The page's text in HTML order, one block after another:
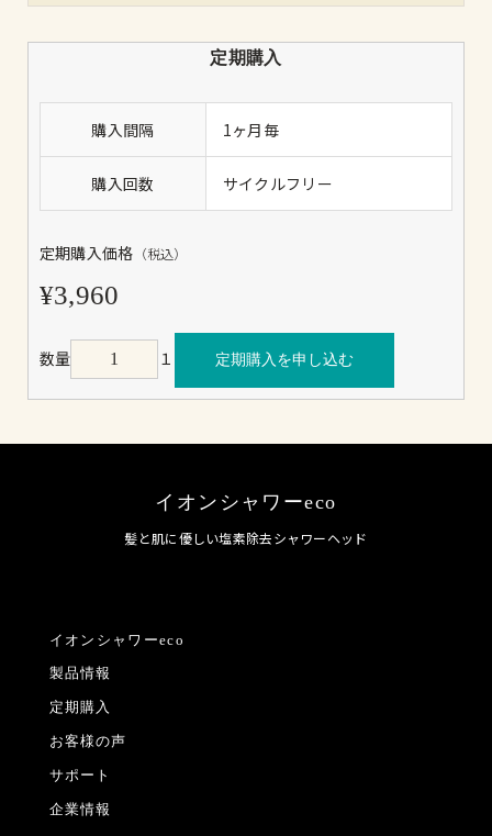
定期購入
購入間隔 1ヶ月毎
購入回数 サイクルフリー
定期購入価格 （税込）
¥3,960
数量 １
イオンシャワーeco
髪と肌に優しい塩素除去シャワーヘッド
イオンシャワーeco
製品情報
定期購入
お客様の声
サポート
企業情報